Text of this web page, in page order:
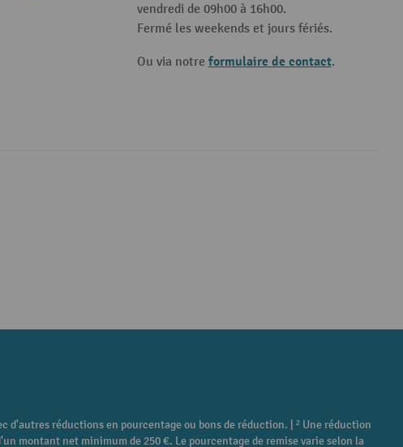
vendredi de 09h00 à 16h00.
Fermé les weekends et jours fériés.
Ou via notre formulaire de contact.
d'autres réductions en pourcentage ou bons de réduction. | ² Une réduction
montant net minimum de 250 €. Le pourcentage de remise varie selon la